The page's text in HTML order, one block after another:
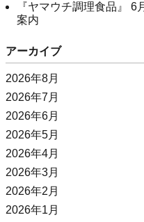
『ヤマウチ調理食品』
案内
アーカイブ
2026年8月
2026年7月
2026年6月
2026年5月
2026年4月
2026年3月
2026年2月
2026年1月